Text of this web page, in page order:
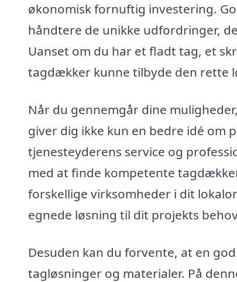
økonomisk fornuftig investering.
håndtere de unikke udfordringer,
Uanset om du har et fladt tag, et
tagdækker kunne tilbyde den rette
Når du gennemgår dine
giver dig ikke kun en bedre idé om
tjenesteyderens service og
med at finde kompetente
forskellige virksomheder i dit
egnede løsning til dit projekts
Desuden kan du forvente, at en
tagløsninger og materialer. På